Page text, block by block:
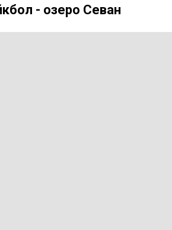
- озеро Севан